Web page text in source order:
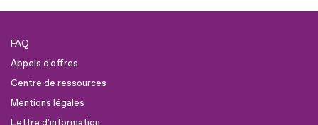
FAQ
Appels d'offres
Centre de ressources
Mentions légales
Lettre d'information